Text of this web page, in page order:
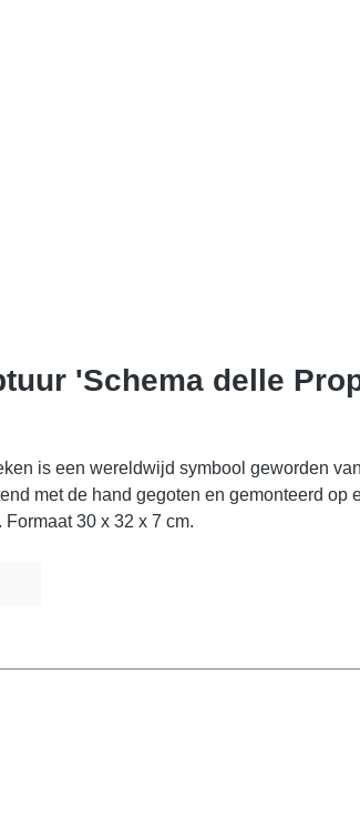
'Schema delle
is een wereldwijd symbool geworden
met de hand gegoten en gemonteerd
30 x 32 x 7 cm.